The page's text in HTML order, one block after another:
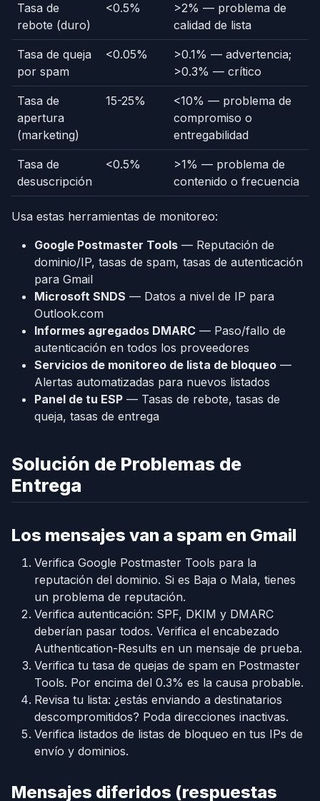
Tasa de
rebote (duro)
<0.5%
>2% — problema de
calidad de lista
Tasa de queja
por spam
<0.05%
>0.1% — advertencia;
>0.3% — crítico
Tasa de
apertura
(marketing)
15-25%
<10% — problema de
compromiso o
entregabilidad
Tasa de
desuscripción
<0.5%
>1% — problema de
contenido o frecuencia
Usa estas herramientas de monitoreo:
Google Postmaster Tools — Reputación de
dominio/IP, tasas de spam, tasas de autenticación
para Gmail
Microsoft SNDS — Datos a nivel de IP para
Outlook.com
Informes agregados DMARC — Paso/fallo de
autenticación en todos los proveedores
Servicios de monitoreo de lista de bloqueo —
Alertas automatizadas para nuevos listados
Panel de tu ESP — Tasas de rebote, tasas de
queja, tasas de entrega
Solución de Problemas de
Entrega
Los mensajes van a spam en Gmail
Verifica Google Postmaster Tools para la
reputación del dominio. Si es Baja o Mala, tienes
un problema de reputación.
Verifica autenticación: SPF, DKIM y DMARC
deberían pasar todos. Verifica el encabezado
Authentication-Results en un mensaje de prueba.
Verifica tu tasa de quejas de spam en Postmaster
Tools. Por encima del 0.3% es la causa probable.
Revisa tu lista: ¿estás enviando a destinatarios
descompromitidos? Poda direcciones inactivas.
Verifica listados de listas de bloqueo en tus IPs de
envío y dominios.
Mensajes diferidos (respuestas